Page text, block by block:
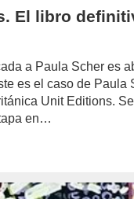
El libro
a Paula Scher es
es el caso de Paula
Unit Editions.
en…
author/